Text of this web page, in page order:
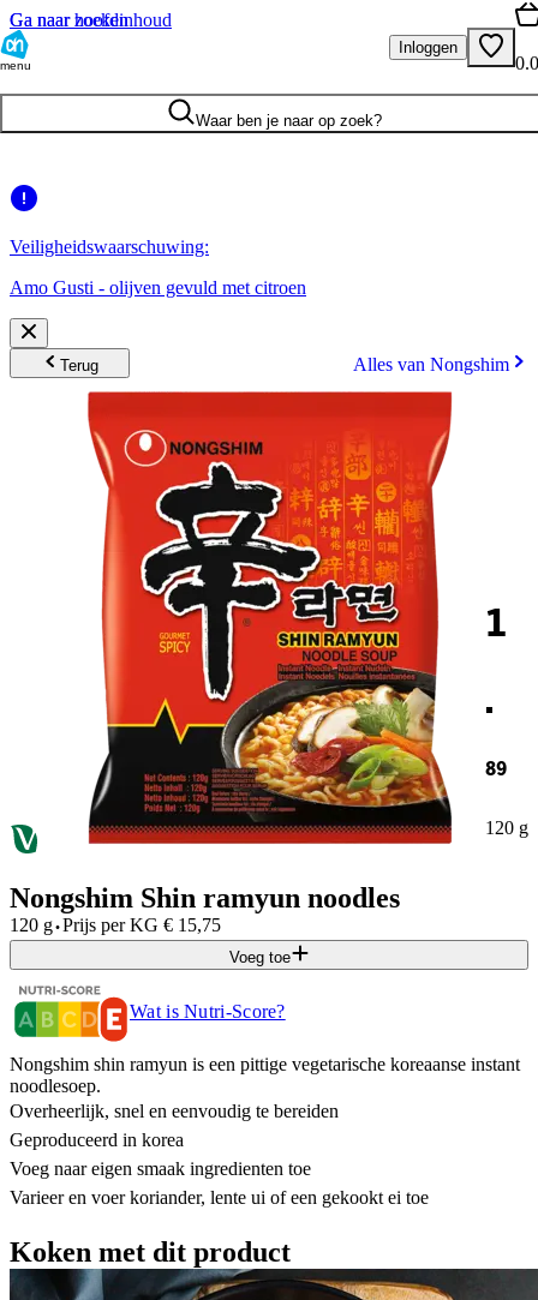
Ga naar hoofdinhoud
Ga naar zoeken
menu
Inloggen
Waar ben je naar op zoek?
Veiligheidswaarschuwing:
Amo Gusti - olijven gevuld met citroen
Terug Alles van Nongshim
1
.
89
120 g
Nongshim Shin ramyun noodles
120 g·Prijs per KG € 15,75
Voeg toe
Wat is Nutri-Score?
Nongshim shin ramyun is een pittige vegetarische koreaanse instant
noodlesoep.
Overheerlijk, snel en eenvoudig te bereiden
Geproduceerd in korea
Voeg naar eigen smaak ingredienten toe
Varieer en voer koriander, lente ui of een gekookt ei toe
Koken met dit product